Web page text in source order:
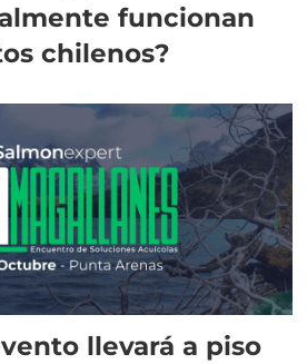
funcionan
chilenos?
llevará a piso